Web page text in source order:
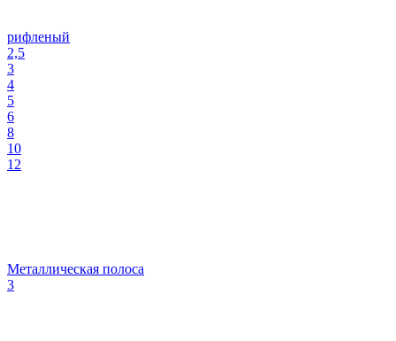
рифленый
2,5
3
4
5
6
8
10
12
Металлическая полоса
3